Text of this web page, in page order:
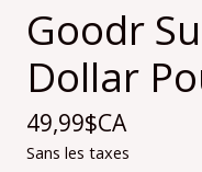
Goodr
Dollar
49,99$CA
Sans les taxes